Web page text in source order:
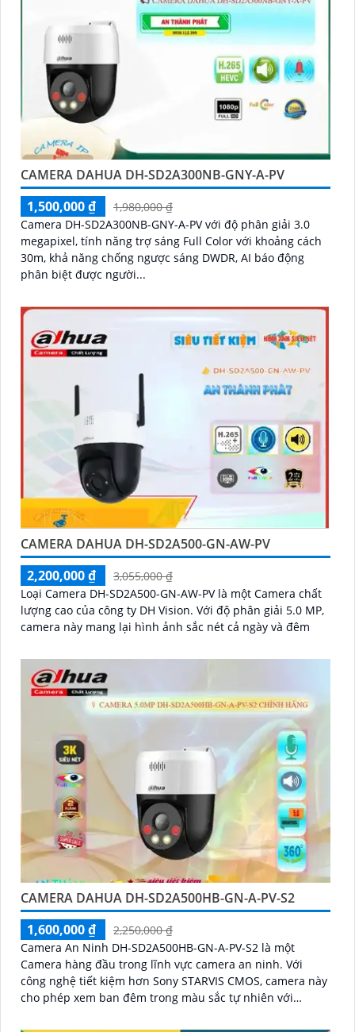
CAMERA DAHUA DH-SD2A300NB-GNY-A-PV
1,500,000 ₫
1,980,000 ₫
Camera DH-SD2A300NB-GNY-A-PV với độ phân giải 3.0
megapixel, tính năng trợ sáng Full Color với khoảng cách
30m, khả năng chống ngược sáng DWDR, AI báo động
phân biệt được người...
CAMERA DAHUA DH-SD2A500-GN-AW-PV
2,200,000 ₫
3,055,000 ₫
Loại Camera DH-SD2A500-GN-AW-PV là một Camera chất
lượng cao của công ty DH Vision. Với độ phân giải 5.0 MP,
camera này mang lại hình ảnh sắc nét cả ngày và đêm
CAMERA DAHUA DH-SD2A500HB-GN-A-PV-S2
1,600,000 ₫
2,250,000 ₫
Camera An Ninh DH-SD2A500HB-GN-A-PV-S2 là một
Camera hàng đầu trong lĩnh vực camera an ninh. Với
công nghệ tiết kiệm hơn Sony STARVIS CMOS, camera này
cho phép xem ban đêm trong màu sắc tự nhiên với